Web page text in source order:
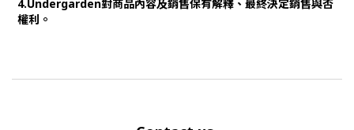
4.Undergarden對商品內容及銷售保有解釋、最終決定銷售與否
權利。